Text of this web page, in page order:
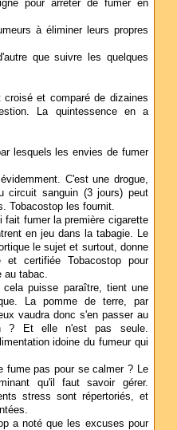
pour arrêter de fumer en
à éliminer leurs propres
que suivre les quelques
et comparé de dizaines
La quintessence en a
lesquels les envies de fumer
C'est une drogue,
circuit sanguin (3 jours) peut
Tobacostop les fournit.
fait fumer la première cigarette
en jeu dans la tabagie. Le
le sujet et surtout, donne
certifiée Tobacostop pour
au tabac.
puisse paraître, tient une
La pomme de terre, par
vaudra donc s'en passer au
? Et elle n'est pas seule.
idoine du fumeur qui
fume pas pour se calmer ? Le
qu'il faut savoir gérer.
stress sont répertoriés, et
a noté que les excuses pour